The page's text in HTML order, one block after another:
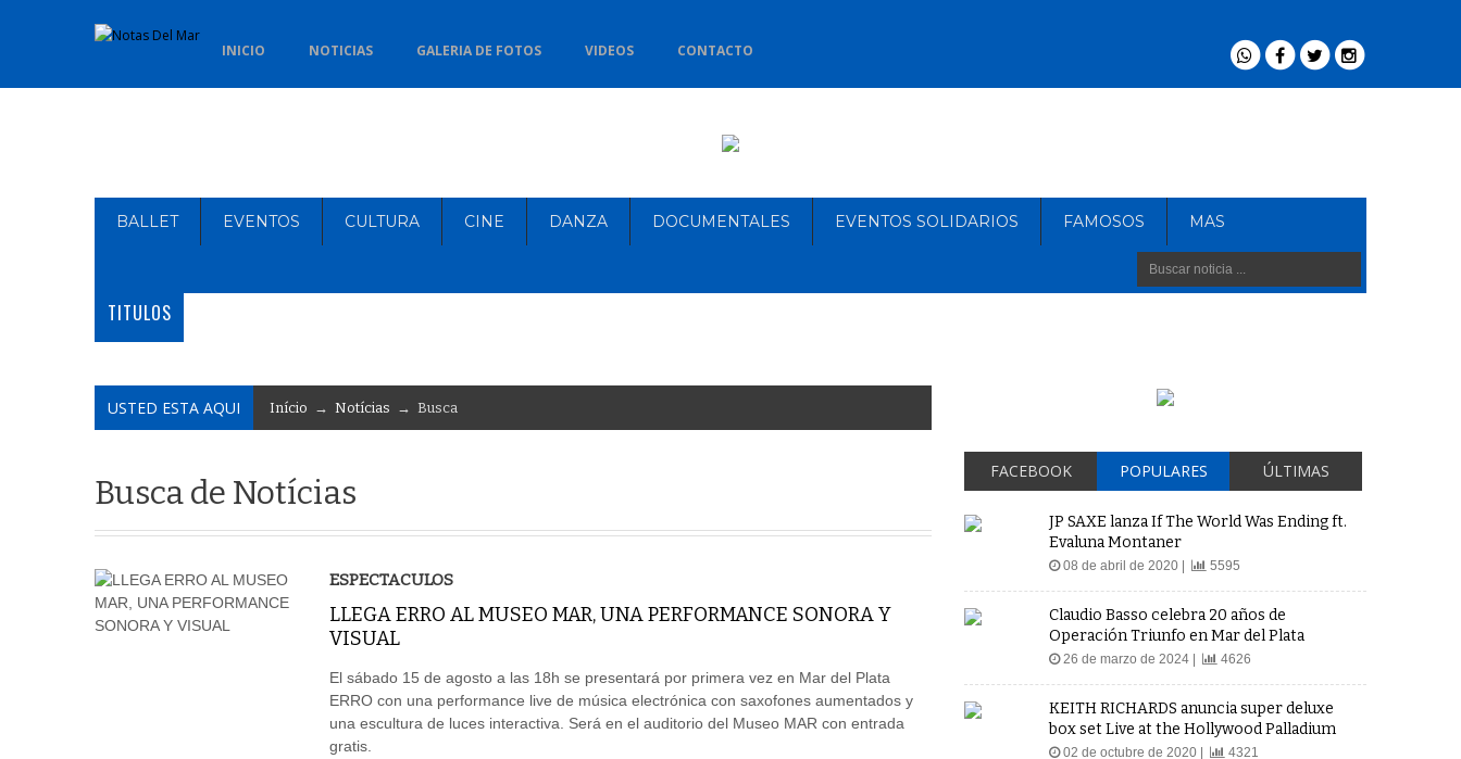
INICIO NOTICIAS GALERIA DE FOTOS VIDEOS CONTACTO
BALLET EVENTOS CULTURA CINE DANZA DOCUMENTALES EVENTOS SOLIDARIOS FAMOSOS MAS
TITULOS
USTED ESTA AQUI Início → Notícias → Busca
Busca de Notícias
ESPECTACULOS
LLEGA ERRO AL MUSEO MAR, UNA PERFORMANCE SONORA Y
VISUAL
El sábado 15 de agosto a las 18h se presentará por primera vez en Mar del Plata
ERRO con una performance live de música electrónica con saxofones aumentados y
una escultura de luces interactiva. Será en el auditorio del Museo MAR con entrada
gratis.
FACEBOOK POPULARES ÚLTIMAS
JP SAXE lanza If The World Was Ending ft.
Evaluna Montaner
08 de abril de 2020 | 5595
Claudio Basso celebra 20 años de
Operación Triunfo en Mar del Plata
26 de marzo de 2024 | 4626
KEITH RICHARDS anuncia super deluxe
box set Live at the Hollywood Palladium
02 de octubre de 2020 | 4321